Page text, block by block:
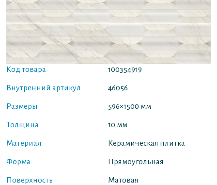
Код товара 100354919
Внутренний артикул 46056
Размеры 596×1500 мм
Толщина 10 мм
Материал Керамическая плитка
Форма Прямоугольная
Поверхность Матовая